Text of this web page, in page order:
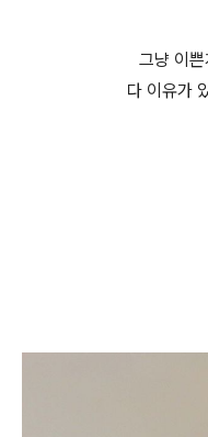
그냥 이
다 이유가